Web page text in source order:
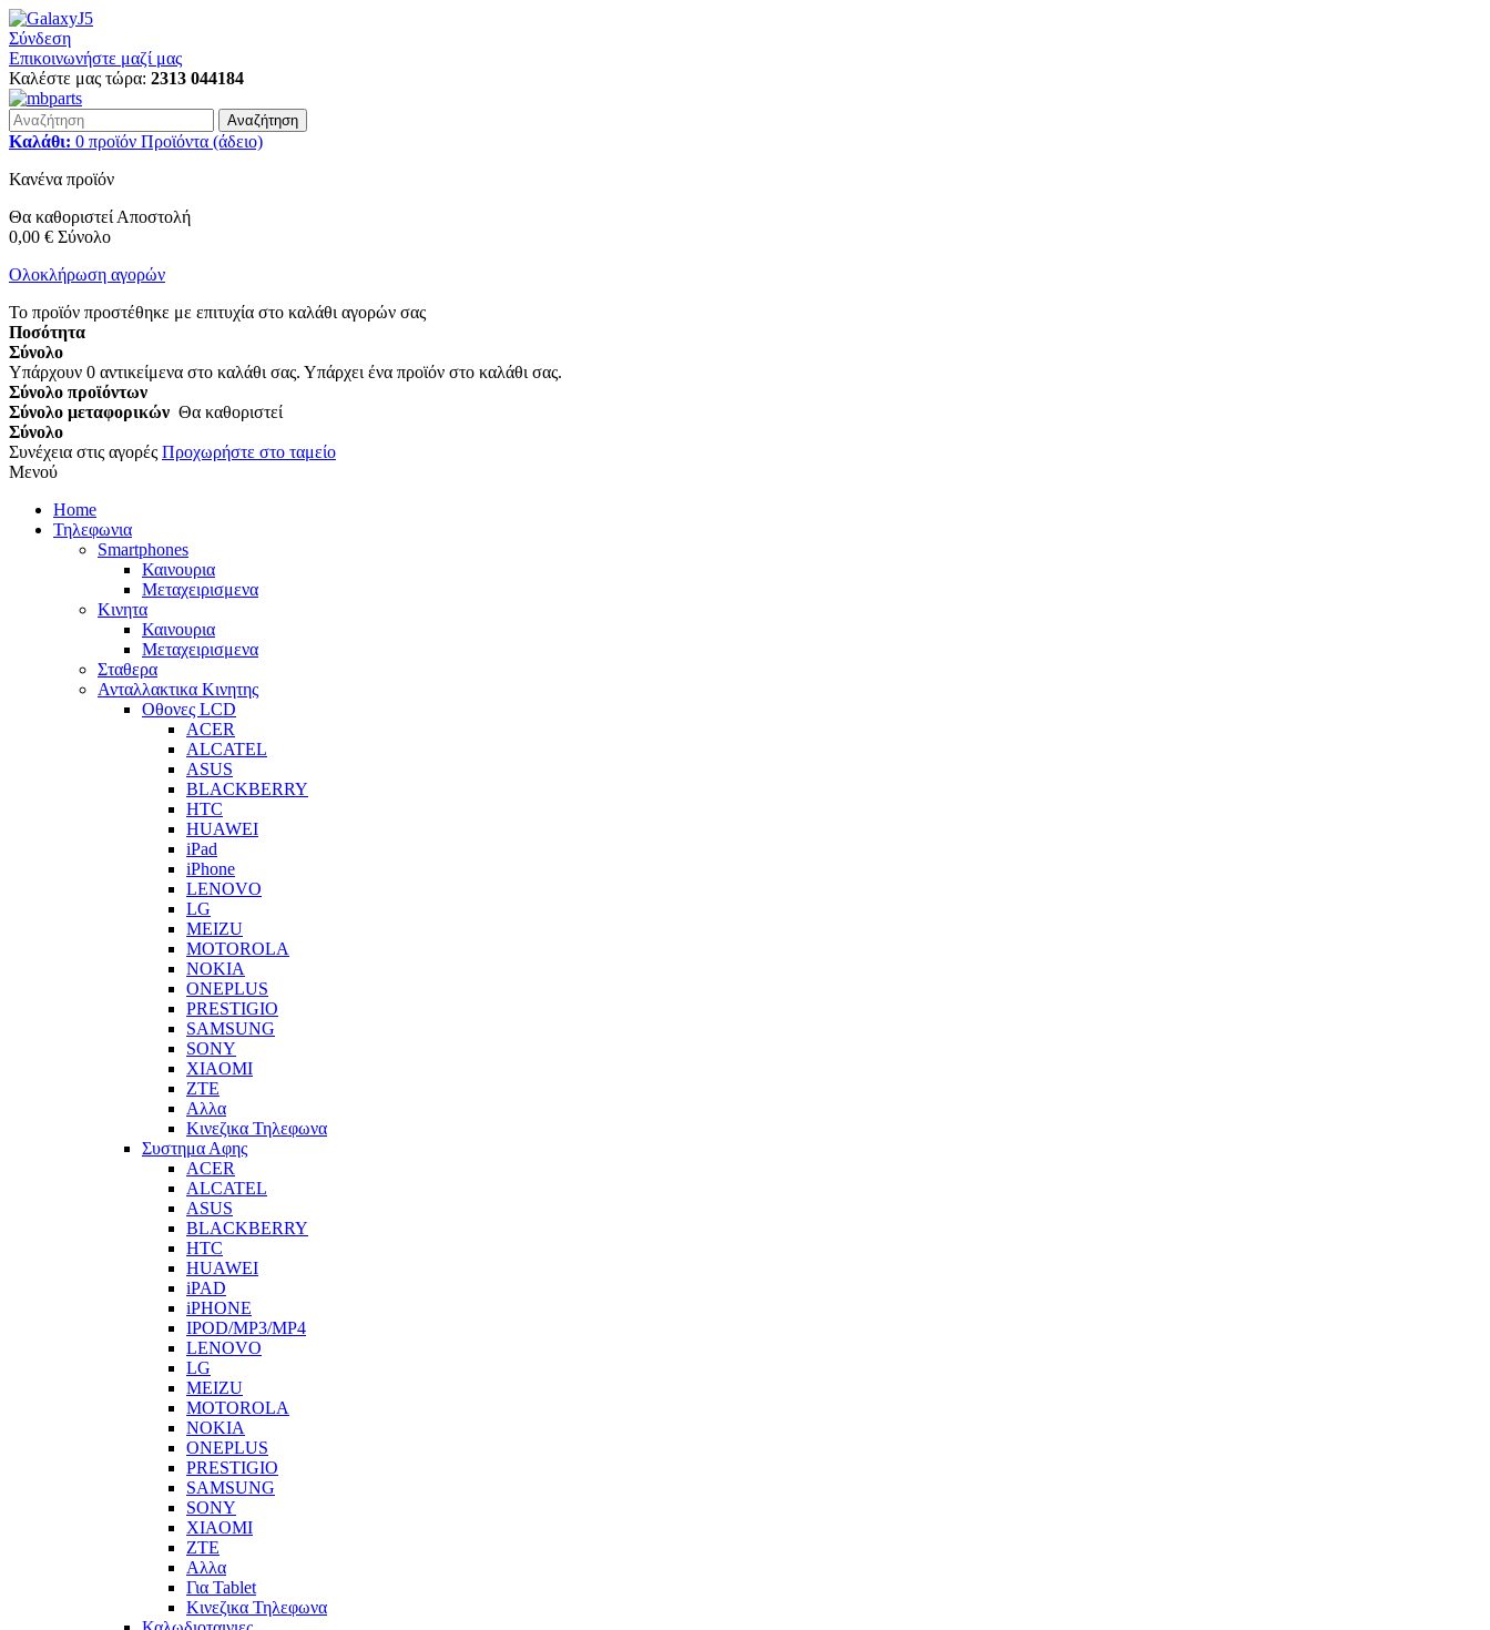
Σύνδεση
Επικοινωνήστε μαζί μας
Καλέστε μας τώρα: 2313 044184
Αναζήτηση
Καλάθι: 0 προϊόν Προϊόντα (άδειο)
Κανένα προϊόν
Θα καθοριστεί Αποστολή
0,00 € Σύνολο
Ολοκλήρωση αγορών
Το προϊόν προστέθηκε με επιτυχία στο καλάθι αγορών σας
Ποσότητα
Σύνολο
Υπάρχουν 0 αντικείμενα στο καλάθι σας. Υπάρχει ένα προϊόν στο καλάθι σας.
Σύνολο προϊόντων
Σύνολο μεταφορικών Θα καθοριστεί
Σύνολο
Συνέχεια στις αγορές Προχωρήστε στο ταμείο
Μενού
Home
Τηλεφωνια
Smartphones
Καινουρια
Μεταχειρισμενα
Κινητα
Καινουρια
Μεταχειρισμενα
Σταθερα
Ανταλλακτικα Κινητης
Οθονες LCD
ACER
ALCATEL
ASUS
BLACKBERRY
HTC
HUAWEI
iPad
iPhone
LENOVO
LG
MEIZU
MOTOROLA
NOKIA
ONEPLUS
PRESTIGIO
SAMSUNG
SONY
XIAOMI
ZTE
Αλλα
Κινεζικα Τηλεφωνα
Συστημα Αφης
ACER
ALCATEL
ASUS
BLACKBERRY
HTC
HUAWEI
iPAD
iPHONE
IPOD/MP3/MP4
LENOVO
LG
MEIZU
MOTOROLA
NOKIA
ONEPLUS
PRESTIGIO
SAMSUNG
SONY
XIAOMI
ZTE
Αλλα
Για Tablet
Κινεζικα Τηλεφωνα